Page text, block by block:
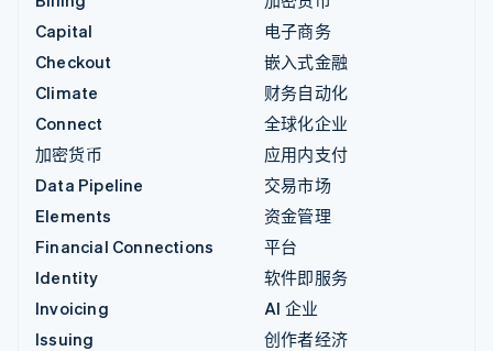
Capital
Checkout
Climate
Connect
加密货币
Data Pipeline
Elements
Financial Connections
Identity
Invoicing
Issuing
电子商务
嵌入式金融
财务自动化
全球化企业
应用内支付
交易市场
资金管理
平台
软件即服务
AI 企业
创作者经济